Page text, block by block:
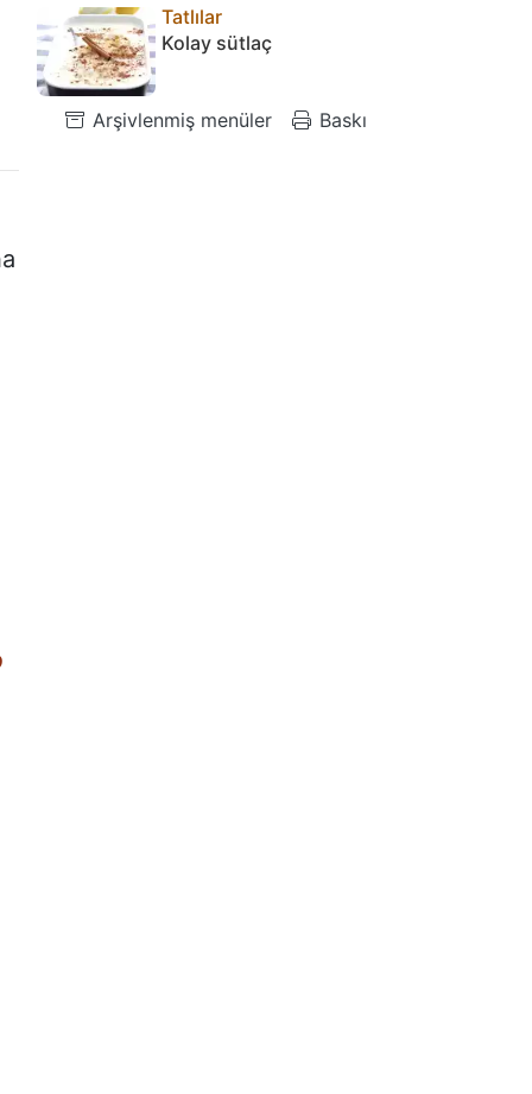
Tatlılar
Kolay sütlaç
Arşivlenmiş menüler Baskı